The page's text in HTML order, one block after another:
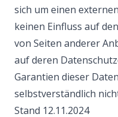
sich um einen
keinen Einfluss auf
von Seiten anderer
auf deren
Garantien dieser
selbstverständlich
Stand 12.11.2024